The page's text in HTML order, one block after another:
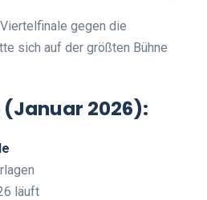
gegen die
sich auf der größten Bühne
2026):
läuft